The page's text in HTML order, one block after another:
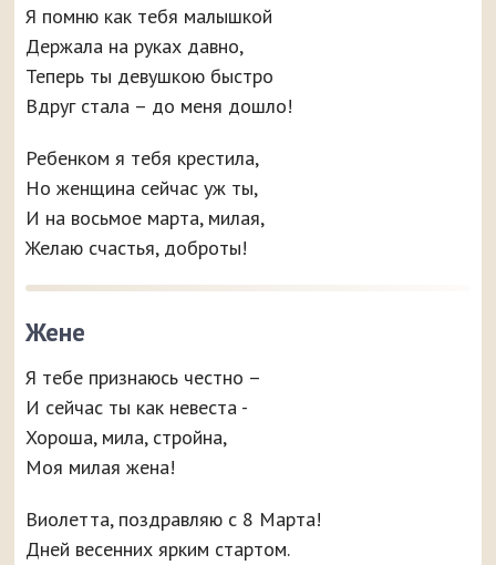
Я помню как тебя малышкой
Держала на руках давно,
Теперь ты девушкою быстро
Вдруг стала – до меня дошло!
Ребенком я тебя крестила,
Но женщина сейчас уж ты,
И на восьмое марта, милая,
Желаю счастья, доброты!
Жене
Я тебе признаюсь честно –
И сейчас ты как невеста -
Хороша, мила, стройна,
Моя милая жена!
Виолетта, поздравляю с 8 Марта!
Дней весенних ярким стартом.